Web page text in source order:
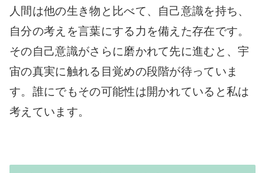
人間は他の生き物と比べて、自己意識を持ち、
自分の考えを言葉にする力を備えた存在です。
その自己意識がさらに磨かれて先に進むと、宇
宙の真実に触れる目覚めの段階が待っていま
す。誰にでもその可能性は開かれていると私は
考えています。